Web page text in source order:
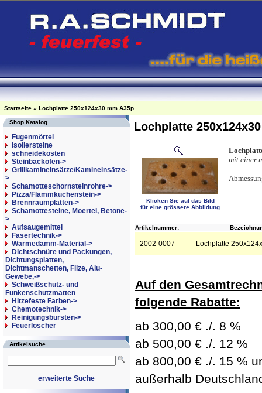
Startseite » Lochplatte 250x124x30 mm A35p
Shop Katalog
Fugenmörtel
Isoliersteine
schneidekosten
Steinbackofen->
Grillkamineinsätze/Kamineinsätze-
>
Schamotteschornsteinrohre->
Pizza/Flammkuchenstein->
Brennraumplatten->
Schamottesteine, Moertel, Betone-
>
Aufsaugemittel
Fasertechnik->
Wärmedämm-Material->
Dichtschnüre und Packungen,
Dichtungsplatten,
Dichtmanschetten, Filze, Alu-
Gewebe,->
Schweißschutz- und
Funkenschutzmatten
Hitzefeste Farben->
Chemotechnik->
Reinigungsbürsten->
Feuerlöscher
Artikelsuche
erweiterte Suche
Lochplatte
Klicken Sie auf das Bild
für eine grössere Abbildung
mit einer
Artikelnummer:
2002-0007 Lochplatte
Auf den
folgende Rabatte:
ab 300,00 € ./. 8 %
ab 500,00 € ./. 12 %
ab 800,00 € ./. 15 %
außerhalb